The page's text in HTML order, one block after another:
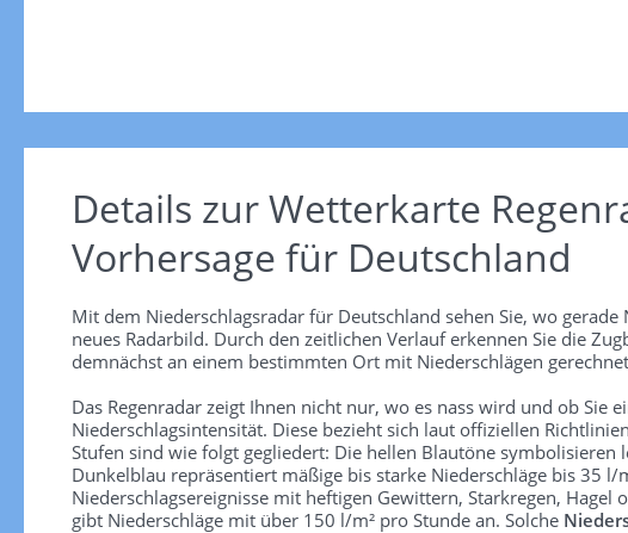
Details zur Wetterkarte
Vorhersage für Deutschland
Mit dem Niederschlagsradar für Deutschland sehen Sie, wo
neues Radarbild. Durch den zeitlichen Verlauf erkennen Sie die
demnächst an einem bestimmten Ort mit Niederschlägen
Das Regenradar zeigt Ihnen nicht nur, wo es nass wird und ob
Niederschlagsintensität. Diese bezieht sich laut offiziellen
Stufen sind wie folgt gegliedert: Die hellen Blautöne symbolisieren
Dunkelblau repräsentiert mäßige bis starke Niederschläge bis 35
Niederschlagsereignisse mit heftigen Gewittern, Starkregen,
gibt Niederschläge mit über 150 l/m² pro Stunde an. Solche